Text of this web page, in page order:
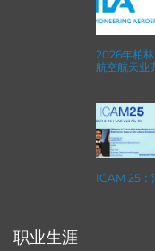
2026年柏
航空航天业
ICAM 25：
职业生涯